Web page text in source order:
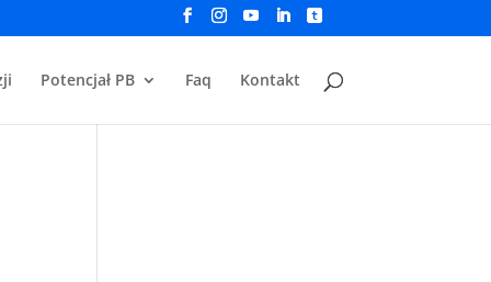
Potencjał PB Faq Kontakt